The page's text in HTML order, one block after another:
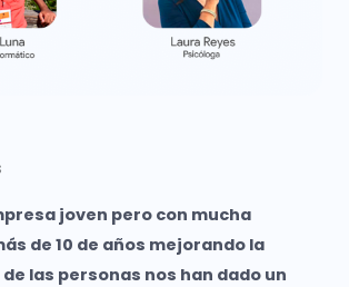
joven pero con mucha
de 10 de años mejorando la
las personas nos han dado un